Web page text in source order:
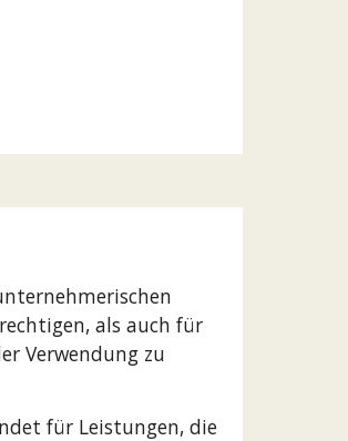
als auch für
Verwendung zu
für Leistungen, die